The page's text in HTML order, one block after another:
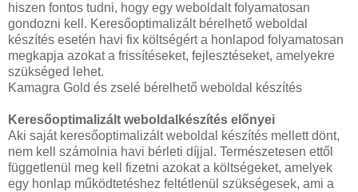
hiszen fontos tudni, hogy egy weboldalt folyamatosan
gondozni kell. Keresőoptimalizált bérelhető weboldal
készítés esetén havi fix költségért a honlapod folyamatosan
megkapja azokat a frissítéseket, fejlesztéseket, amelyekre
szükséged lehet.
Kamagra Gold és zselé bérelhető weboldal készítés
Keresőoptimalizált weboldalkészítés előnyei
Aki saját keresőoptimalizált weboldal készítés mellett dönt,
nem kell számolnia havi bérleti díjjal. Természetesen ettől
függetlenül meg kell fizetni azokat a költségeket, amelyek
egy honlap működtetéshez feltétlenül szükségesek, ami a